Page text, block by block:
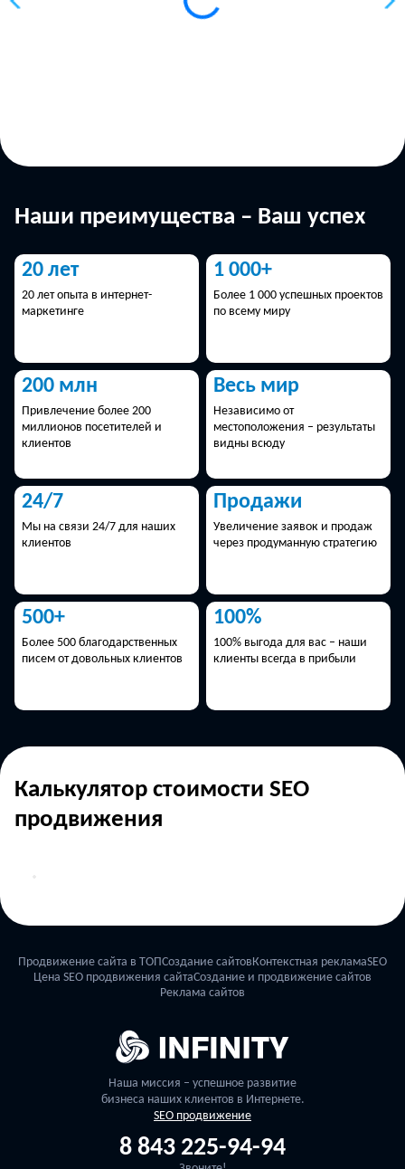
Наши преимущества – Ваш успех
20 лет
20 лет опыта в интернет-
маркетинге
1 000+
Более 1 000 успешных проектов
по всему миру
200 млн
Привлечение более 200
миллионов посетителей и
клиентов
Весь мир
Независимо от
местоположения – результаты
видны всюду
24/7
Мы на связи 24/7 для наших
клиентов
Продажи
Увеличение заявок и продаж
через продуманную стратегию
500+
Более 500 благодарственных
писем от довольных клиентов
100%
100% выгода для вас – наши
клиенты всегда в прибыли
Калькулятор стоимости SEO
продвижения
Продвижение сайта в ТОПСоздание сайтовКонтекстная рекламаSEO
Цена SEO продвижения сайтаСоздание и продвижение сайтов
Реклама сайтов
Наша миссия – успешное развитие
бизнеса наших клиентов в Интернете.
SEO продвижение
8 843 225-94-94